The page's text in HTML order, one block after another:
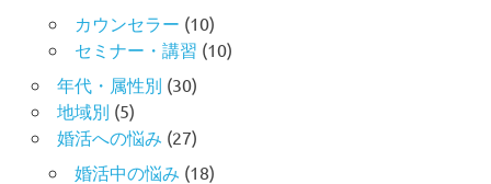
カウンセラー (10)
セミナー・講習 (10)
年代・属性別 (30)
地域別 (5)
婚活への悩み (27)
婚活中の悩み (18)